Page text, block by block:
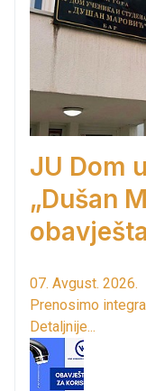
JU Dom
„Dušan
07. Avgust. 2026.
Prenosimo
Detaljnije...